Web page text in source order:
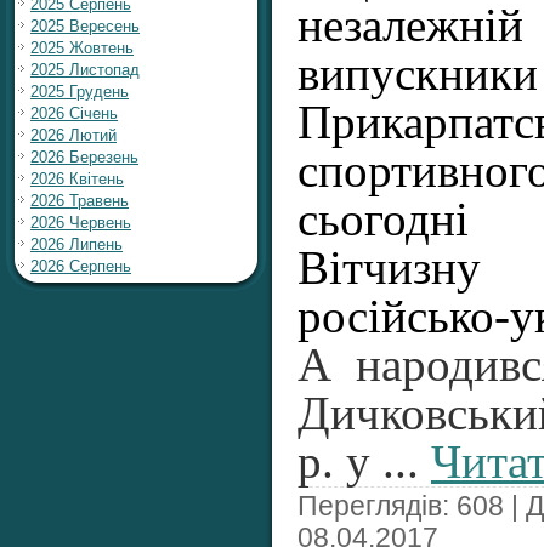
2025 Серпень
2025 Вересень
2025 Жовтень
2025 Листопад
2025 Грудень
2026 Січень
2026 Лютий
2026 Березень
2026 Квітень
2026 Травень
2026 Червень
2026 Липень
2026 Серпень
російсько-
А
р. у ...
Переглядів: 608 |
08.04.2017